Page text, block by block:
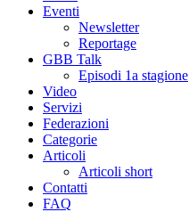
Eventi
Newsletter
Reportage
GBB Talk
Episodi 1a stagione
Video
Servizi
Federazioni
Categorie
Articoli
Articoli short
Contatti
FAQ